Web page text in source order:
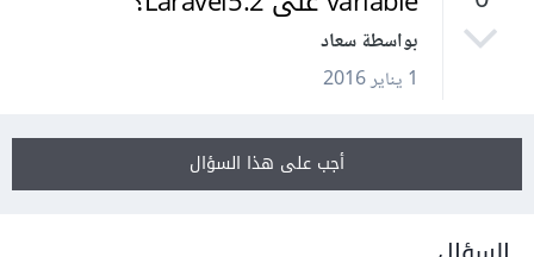
بواسطة سعاد
1 يناير 2016
أجب على هذا السؤال